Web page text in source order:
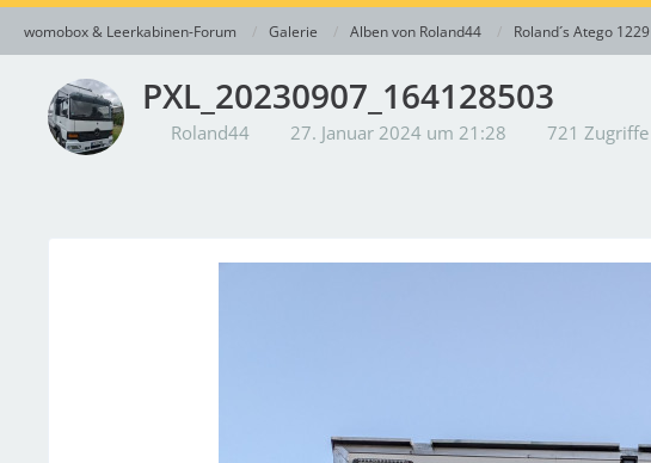
womobox & Leerkabinen-Forum Galerie Alben von Roland44 Roland´s Atego 1229
PXL_20230907_164128503
Roland44 27. Januar 2024 um 21:28 721 Zugriffe